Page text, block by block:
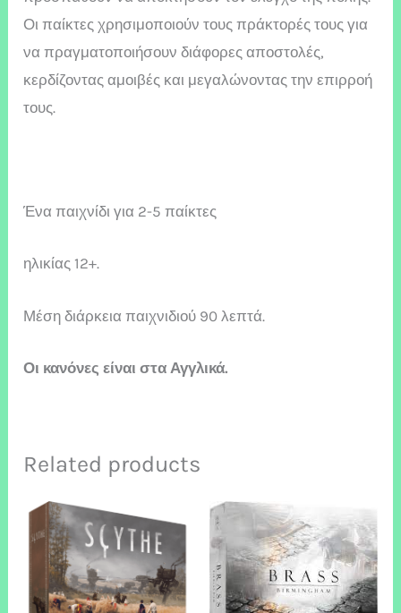
Οι παίκτες χρησιμοποιούν τους πράκτορές τους για
να πραγματοποιήσουν διάφορες αποστολές,
κερδίζοντας αμοιβές και μεγαλώνοντας την επιρροή
τους.
Ένα παιχνίδι για 2-5 παίκτες
ηλικίας 12+.
Μέση διάρκεια παιχνιδιού 90 λεπτά.
Οι κανόνες είναι στα Αγγλικά.
Related products